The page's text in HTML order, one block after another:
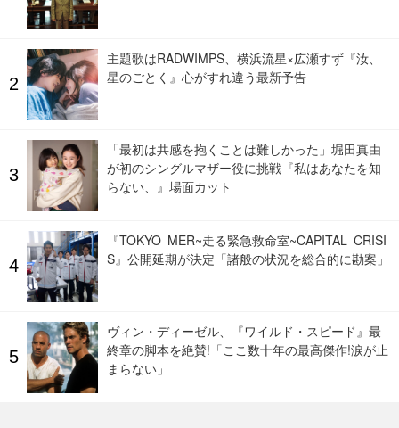
主題歌はRADWIMPS、横浜流星×広瀬すず『汝、
星のごとく』心がすれ違う最新予告
「最初は共感を抱くことは難しかった」堀田真由
が初のシングルマザー役に挑戦『私はあなたを知
らない、』場面カット
『TOKYO MER~走る緊急救命室~CAPITAL CRISI
S』公開延期が決定「諸般の状況を総合的に勘案」
ヴィン・ディーゼル、『ワイルド・スピード』最
終章の脚本を絶賛!「ここ数十年の最高傑作!涙が止
まらない」